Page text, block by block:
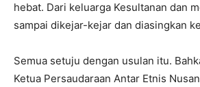
hebat. Dari keluarga Kesultanan dan
sampai dikejar-kejar dan diasingkan
Semua setuju dengan usulan itu.
Ketua Persaudaraan Antar Etnis